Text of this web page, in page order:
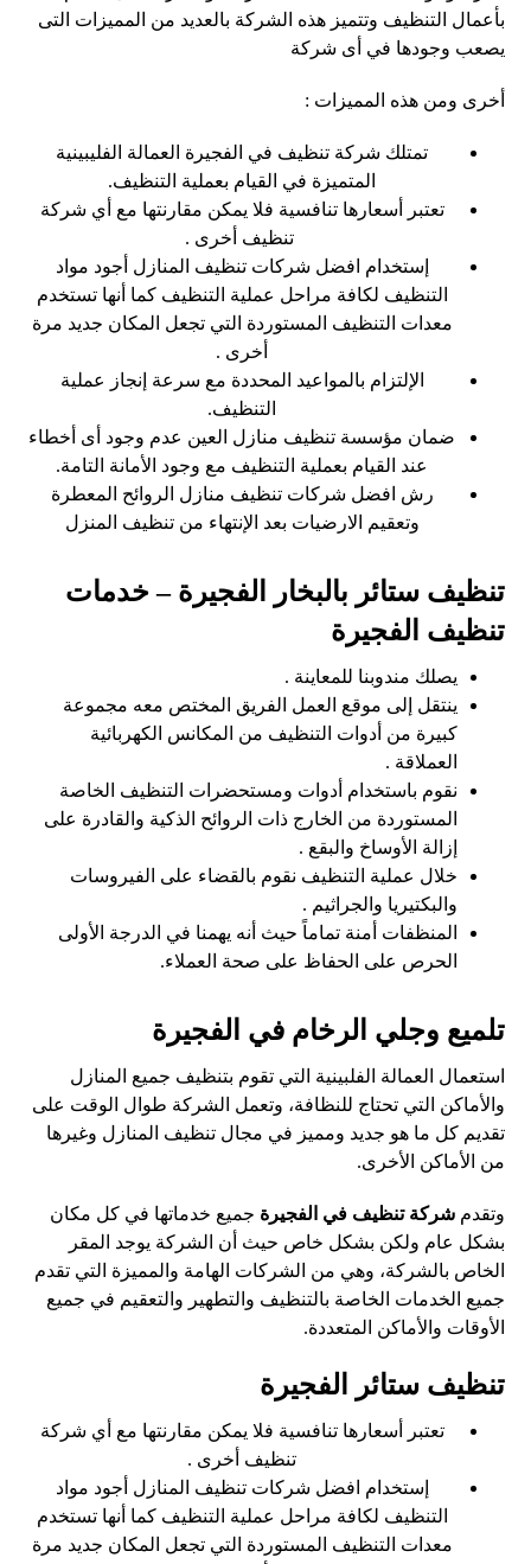
بأعمال التنظيف وتتميز هذه الشركة بالعديد من المميزات التى
يصعب وجودها في أى شركة
أخرى ومن هذه المميزات :
تمتلك شركة تنظيف في الفجيرة العمالة الفليبينية
المتميزة في القيام بعملية التنظيف.
تعتبر أسعارها تنافسية فلا يمكن مقارنتها مع أي شركة
تنظيف أخرى .
إستخدام افضل شركات تنظيف المنازل أجود مواد
التنظيف لكافة مراحل عملية التنظيف كما أنها تستخدم
معدات التنظيف المستوردة التي تجعل المكان جديد مرة
أخرى .
الإلتزام بالمواعيد المحددة مع سرعة إنجاز عملية
التنظيف.
ضمان مؤسسة تنظيف منازل العين عدم وجود أى أخطاء
عند القيام بعملية التنظيف مع وجود الأمانة التامة.
رش افضل شركات تنظيف منازل الروائح المعطرة
وتعقيم الارضيات بعد الإنتهاء من تنظيف المنزل
تنظيف ستائر بالبخار الفجيرة – خدمات
تنظيف الفجيرة
يصلك مندوبنا للمعاينة .
ينتقل إلى موقع العمل الفريق المختص معه مجموعة
كبيرة من أدوات التنظيف من المكانس الكهربائية
العملاقة .
نقوم باستخدام أدوات ومستحضرات التنظيف الخاصة
المستوردة من الخارج ذات الروائح الذكية والقادرة على
إزالة الأوساخ والبقع .
خلال عملية التنظيف نقوم بالقضاء على الفيروسات
والبكتيريا والجراثيم .
المنظفات أمنة تماماً حيث أنه يهمنا في الدرجة الأولى
الحرص على الحفاظ على صحة العملاء.
تلميع وجلي الرخام في الفجيرة
استعمال العمالة الفلبينية التي تقوم بتنظيف جميع المنازل
والأماكن التي تحتاج للنظافة، وتعمل الشركة طوال الوقت على
تقديم كل ما هو جديد ومميز في مجال تنظيف المنازل وغيرها
من الأماكن الأخرى.
وتقدمشركة تنظيف في الفجيرة جميع خدماتها في كل مكان
بشكل عام ولكن بشكل خاص حيث أن الشركة يوجد المقر
الخاص بالشركة، وهي من الشركات الهامة والمميزة التي تقدم
جميع الخدمات الخاصة بالتنظيف والتطهير والتعقيم في جميع
الأوقات والأماكن المتعددة.
تنظيف ستائر الفجيرة
تعتبر أسعارها تنافسية فلا يمكن مقارنتها مع أي شركة
تنظيف أخرى .
إستخدام افضل شركات تنظيف المنازل أجود مواد
التنظيف لكافة مراحل عملية التنظيف كما أنها تستخدم
معدات التنظيف المستوردة التي تجعل المكان جديد مرة